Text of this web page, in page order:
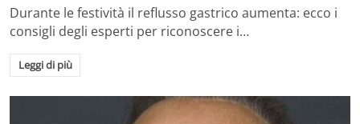
Durante le festività il reflusso gastrico aumenta: ecco i
consigli degli esperti per riconoscere i…
Leggi di più